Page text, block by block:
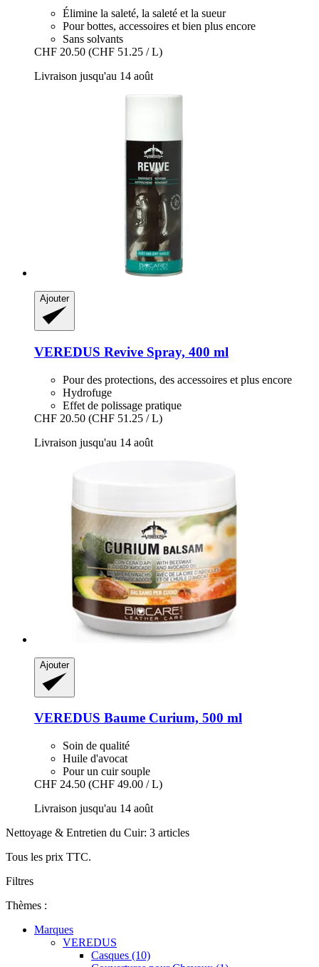
Élimine la saleté, la saleté et la sueur
Pour bottes, accessoires et bien plus encore
Sans solvants
CHF 20.50 (CHF 51.25 / L)
Livraison jusqu'au 14 août
Ajouter
VEREDUS Revive Spray, 400 ml
Pour des protections, des accessoires et plus encore
Hydrofuge
Effet de polissage pratique
CHF 20.50 (CHF 51.25 / L)
Livraison jusqu'au 14 août
Ajouter
VEREDUS Baume Curium, 500 ml
Soin de qualité
Huile d'avocat
Pour un cuir souple
CHF 24.50 (CHF 49.00 / L)
Livraison jusqu'au 14 août
Nettoyage & Entretien du Cuir: 3 articles
Tous les prix TTC.
Filtres
Thèmes :
Marques
VEREDUS
Casques (10)